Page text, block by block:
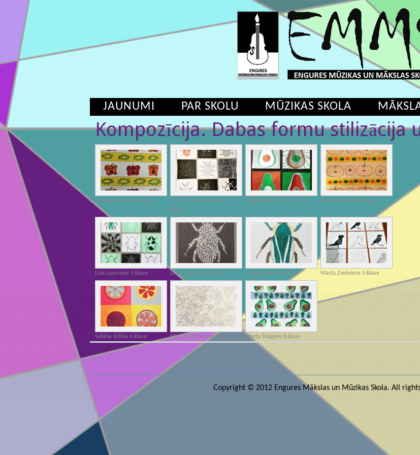
JAUNUMI PAR SKOLU MŪZIKAS SKOLA
Kompozīcija. Dabas formu stilizācija
Eleonora Kleina 6.klase
Emīlija Terēze Rudzīte 3.
klase
Gabriella Buša 6.klase Katrīna Radvila 6.klase
Līva Laumane 5.klase Līva Laumane 5.klase Līva Laumane 5.klase Marta Zvelniece 5.klase
Sabīne Ričika 6.klase Elīza Evardsone 6.klase Marta Švāģere 6.klase
Copyright © 2012 Engures Mākslas un Mūzikas Skola. All